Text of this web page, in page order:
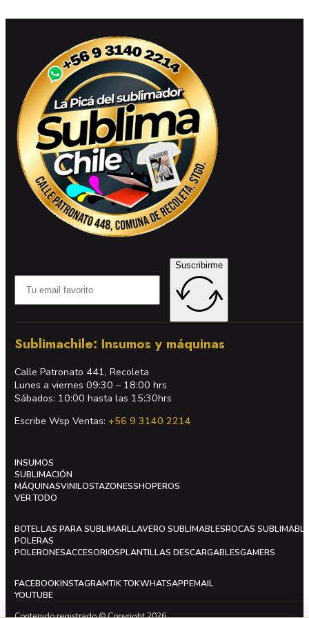
Suscribirme
Sublimachile: Insumos y máquinas
Calle Patronato 441, Recoleta
Lunes a viernes 09:30 – 18:00 hrs
Sábados: 10:00 hasta las 15:30hrs
Escribe Wsp Ventas:+56 9 3140 2214
INSUMOS
SUBLIMACIÓN
MÁQUINASVINILOSTAZONESSHOPEROS
VER TODO
BOTELLAS PARA SUBLIMARLLAVERO SUBLIMABLESROCAS
POLERAS
POLERONESACCESORIOSPLANTILLAS DESCARGABLESGAMERS
FACEBOOKINSTAGRAMTIK TOKWHATSAPPEMAIL
YOUTUBE
Contenido registrado © Copyright 2026